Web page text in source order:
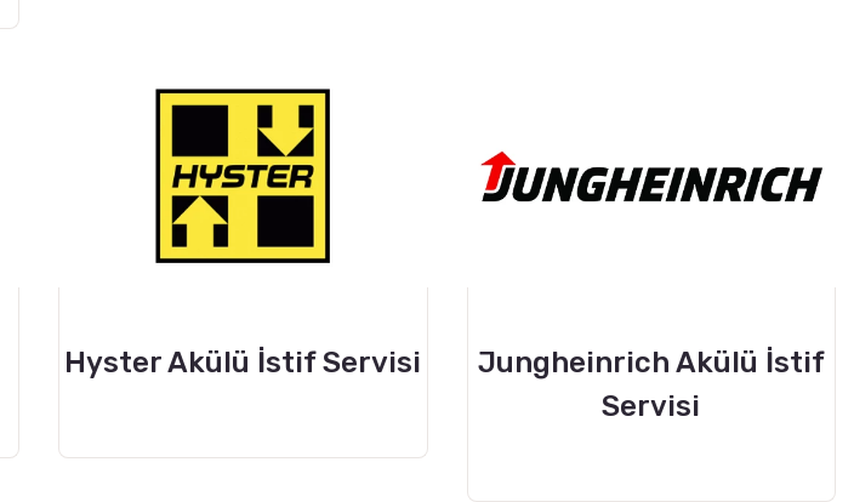
Hyster Akülü İstif Servisi
Jungheinrich Akülü İstif
Servisi